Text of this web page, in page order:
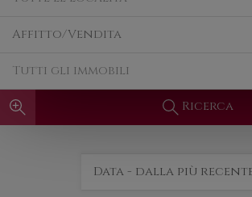
Affitto/Vendita
Tutti gli immobili
Ricerca
Data - dalla più